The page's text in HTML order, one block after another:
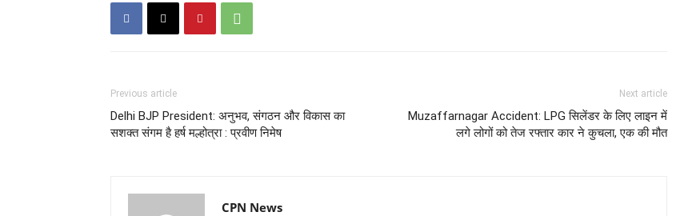
Previous article
Delhi BJP President: अनुभव, संगठन और विकास का
सशक्त संगम है हर्ष मल्होत्रा : प्रवीण निमेष
Next article
Muzaffarnagar Accident: LPG सिलेंडर के लिए लाइन में
लगे लोगों को तेज रफ्तार कार ने कुचला, एक की मौत
CPN News